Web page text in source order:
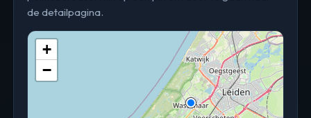
de detailpagina.
+
−